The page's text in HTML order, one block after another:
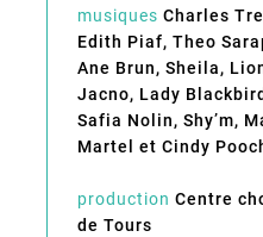
musiques Charles
Edith Piaf, Theo
Ane Brun, Sheila,
Jacno, Lady
Safia Nolin, Shy’m,
Martel et Cindy
production Centre
de Tours